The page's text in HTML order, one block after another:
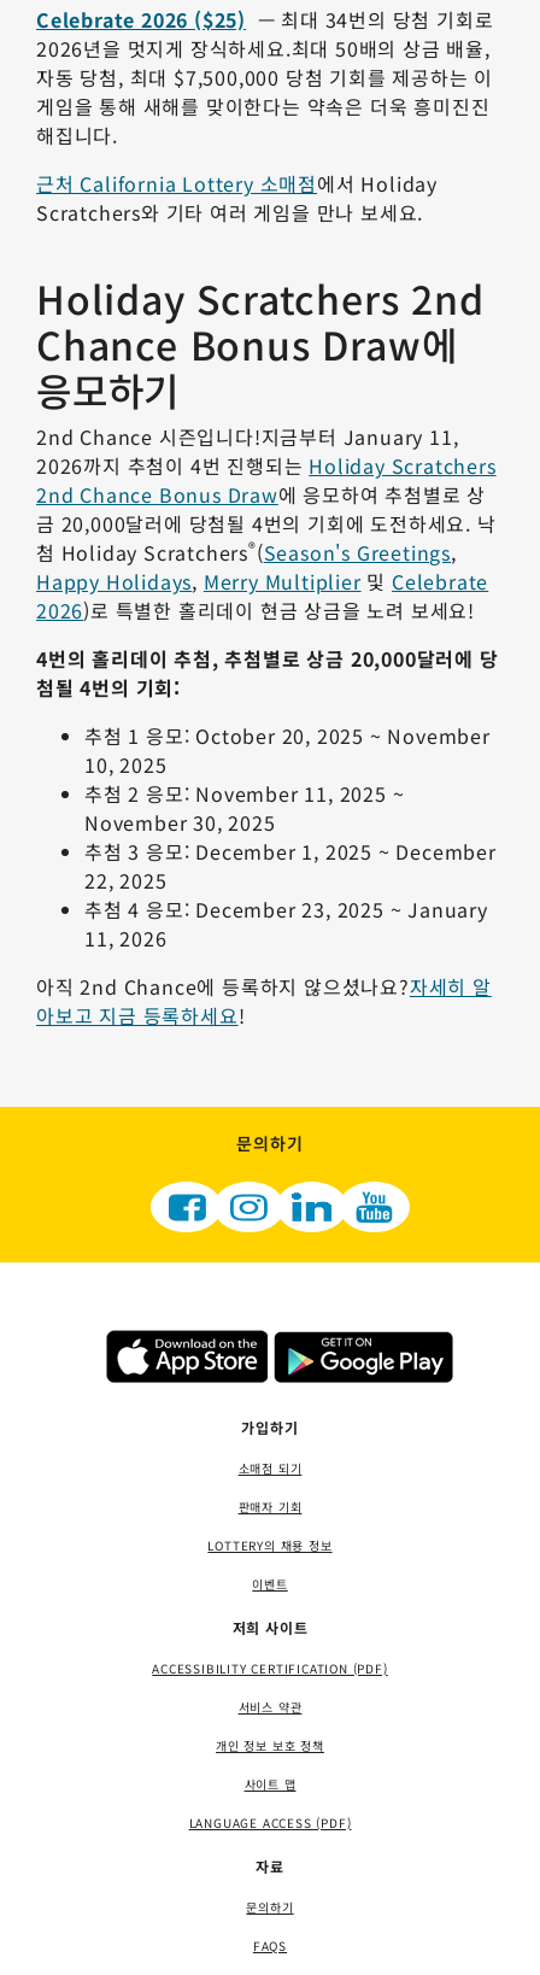
Celebrate 2026 ($25) — 최대 34번의 당첨 기회로
2026년을 멋지게 장식하세요.최대 50배의 상금 배율,
자동 당첨, 최대 $7,500,000 당첨 기회를 제공하는 이
게임을 통해 새해를 맞이한다는 약속은 더욱 흥미진진
해집니다.
근처 California Lottery 소매점에서 Holiday
Scratchers와 기타 여러 게임을 만나 보세요.
Holiday Scratchers 2nd
Chance Bonus Draw에
응모하기
2nd Chance 시즌입니다!지금부터 January 11,
2026까지 추첨이 4번 진행되는 Holiday Scratchers
2nd Chance Bonus Draw에 응모하여 추첨별로 상
금 20,000달러에 당첨될 4번의 기회에 도전하세요. 낙
첨 Holiday Scratchers®(Season's Greetings,
Happy Holidays, Merry Multiplier및 Celebrate
2026)로 특별한 홀리데이 현금 상금을 노려 보세요!
4번의 홀리데이 추첨, 추첨별로 상금 20,000달러에 당
첨될 4번의 기회:
추첨 1 응모: October 20, 2025 ~ November
10, 2025
추첨 2 응모: November 11, 2025 ~
November 30, 2025
추첨 3 응모: December 1, 2025 ~ December
22, 2025
추첨 4 응모: December 23, 2025 ~ January
11, 2026
아직 2nd Chance에 등록하지 않으셨나요?자세히 알
아보고 지금 등록하세요!
문의하기
가입하기
소매점 되기
판매자 기회
LOTTERY의 채용 정보
이벤트
저희 사이트
ACCESSIBILITY CERTIFICATION (PDF)
서비스 약관
개인 정보 보호 정책
사이트 맵
LANGUAGE ACCESS (PDF)
자료
문의하기
FAQS